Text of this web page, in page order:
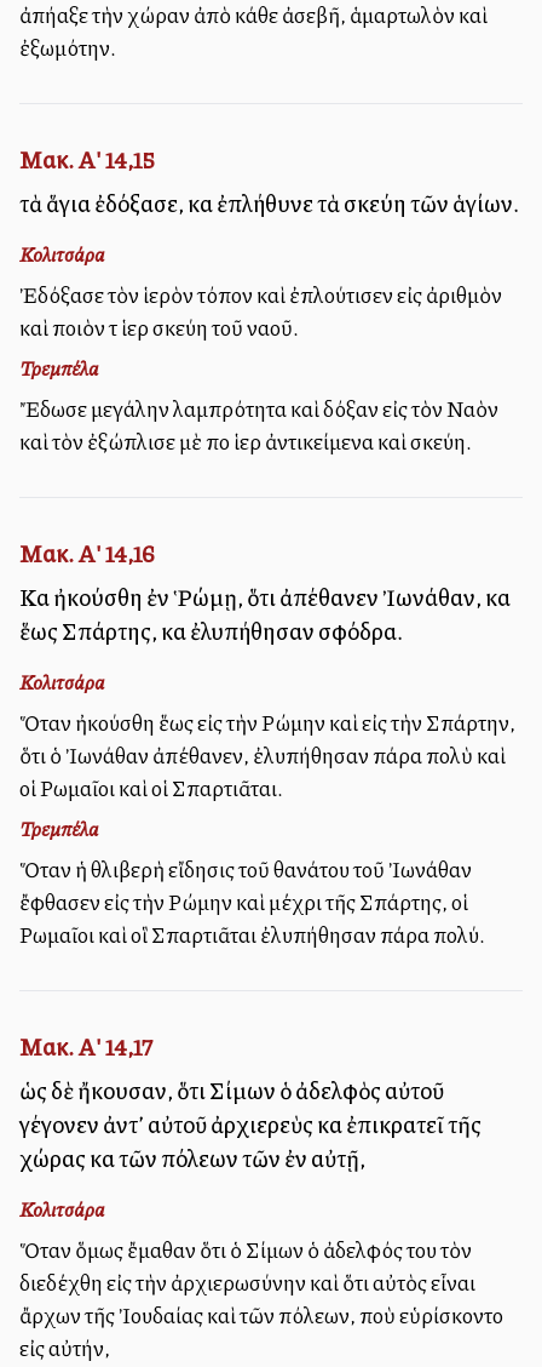
ἀπήλλαξε τὴν χώραν ἀπὸ κάθε ἀσεβῆ, ἁμαρτωλὸν καὶ
ἐξωμότην.
Μακ. Α' 14,15
τὰ ἅγια ἐδόξασε, καὶ ἐπλήθυνε τὰ σκεύη τῶν ἁγίων.
Κολιτσάρα
Ἐδόξασε τὸν ἱερὸν τόπον καὶ ἐπλούτισεν εἰς ἀριθμὸν
καὶ ποιὸν τὰ ἱερὰ σκεύη τοῦ ναοῦ.
Τρεμπέλα
Ἔδωσε μεγάλην λαμπρότητα καὶ δόξαν εἰς τὸν Ναὸν
καὶ τὸν ἐξώπλισε μὲ πολλὰ ἱερὰ ἀντικείμενα καὶ σκεύη.
Μακ. Α' 14,16
Καὶ ἠκούσθη ἐν Ῥώμῃ, ὅτι ἀπέθανεν Ἰωνάθαν, καὶ
ἕως Σπάρτης, καὶ ἐλυπήθησαν σφόδρα.
Κολιτσάρα
Ὅταν ἠκούσθη ἕως εἰς τὴν Ρώμην καὶ εἰς τὴν Σπάρτην,
ὅτι ὁ Ἰωνάθαν ἀπέθανεν, ἐλυπήθησαν πάρα πολὺ καὶ
οἱ Ρωμαῖοι καὶ οἱ Σπαρτιᾶται.
Τρεμπέλα
Ὅταν ἡ θλιβερὴ εἴδησις τοῦ θανάτου τοῦ Ἰωνάθαν
ἔφθασεν εἰς τὴν Ρώμην καὶ μέχρι τῆς Σπάρτης, οἱ
Ρωμαῖοι καὶ οἳ Σπαρτιᾶται ἐλυπήθησαν πάρα πολύ.
Μακ. Α' 14,17
ὡς δὲ ἤκουσαν, ὅτι Σίμων ὁ ἀδελφὸς αὐτοῦ
γέγονεν ἀντ’ αὐτοῦ ἀρχιερεὺς καὶ ἐπικρατεῖ τῆς
χώρας καὶ τῶν πόλεων τῶν ἐν αὐτῇ,
Κολιτσάρα
Ὅταν ὅμως ἔμαθαν ὅτι ὁ Σίμων ὁ ἀδελφός του τὸν
διεδέχθη εἰς τὴν ἀρχιερωσύνην καὶ ὅτι αὐτὸς εἶναι
ἄρχων τῆς Ἰουδαίας καὶ τῶν πόλεων, ποὺ εὑρίσκοντο
εἰς αὐτήν,